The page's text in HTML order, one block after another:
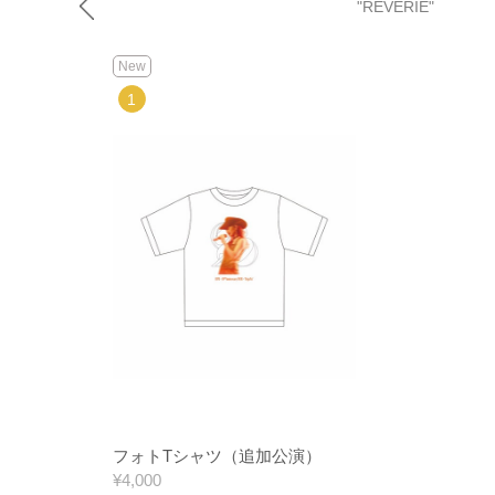
"REVERIE"
New
フォトTシャツ（追加公演）
¥4,000